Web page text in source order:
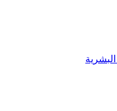
البشرية